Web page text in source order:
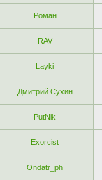
Роман
RAV
Layki
Дмитрий Сухин
PutNik
Exorcist
Ondatr_ph